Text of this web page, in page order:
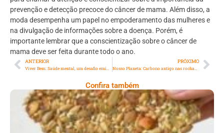
prevenção e detecção precoce do câncer de mama. Além disso, a
moda desempenha um papel no empoderamento das mulheres e
na divulgação de informações sobre a doença. Porém, é
importante lembrar que a conscientização sobre o câncer de
mama deve ser feita durante todo o ano.
ANTERIOR
Viver Bem: Saúde mental, um desafio eminente do nosso dia a dia
PRÓXIMO
Nosso Planeta: Carbono antigo nas rochas também libera dióxido de carbono como os vulcões
Confira também